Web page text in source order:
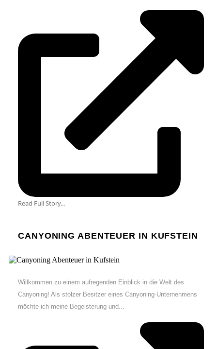
Read Full Story...
CANYONING ABENTEUER IN KUFSTEIN
Willkommen zu einem aufregenden Einblick in die Welt des
Canyoning! Als stolzer Besitzer eines Canyoning-Unternehmens
möchte ich meine Begeisterung und...